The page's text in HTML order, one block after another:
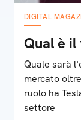
DIGITAL
Qual è
Quale sarà
mercato
ruolo ha
settore